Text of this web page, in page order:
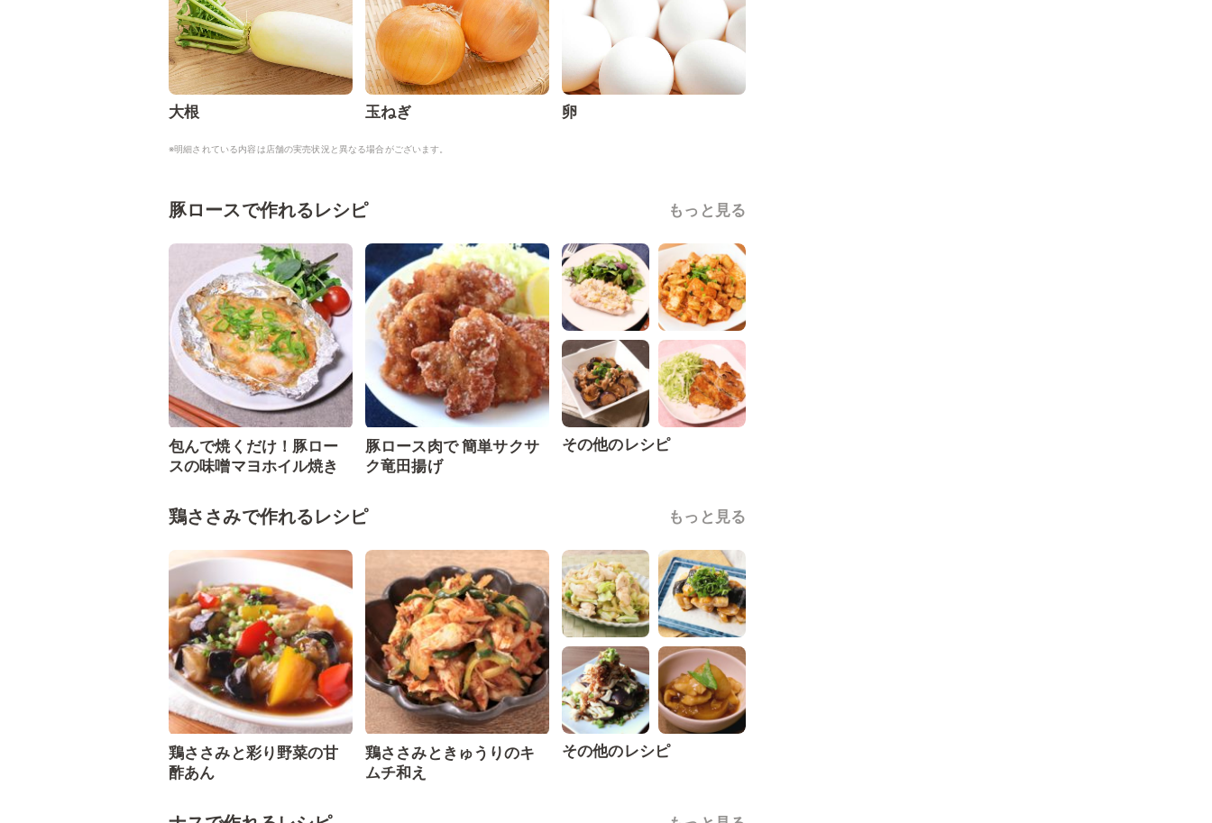
大根 玉ねぎ 卵
※明細されている内容は店舗の実売状況と異なる場合がございます。
豚ロースで作れるレシピ もっと見る
包んで焼くだけ！豚ロー
スの味噌マヨホイル焼き
豚ロース肉で 簡単サクサ
ク竜田揚げ
その他のレシピ
鶏ささみで作れるレシピ もっと見る
鶏ささみと彩り野菜の甘
酢あん
鶏ささみときゅうりのキ
ムチ和え
その他のレシピ